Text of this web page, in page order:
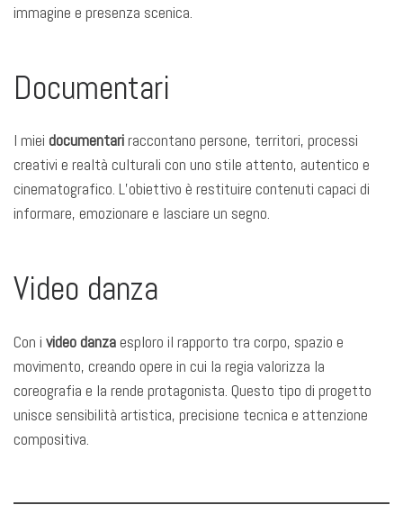
immagine e presenza scenica.
Documentari
I miei documentariraccontano persone, territori, processi
creativi e realtà culturali con uno stile attento, autentico e
cinematografico. L’obiettivo è restituire contenuti capaci di
informare, emozionare e lasciare un segno.
Video danza
Con i video danzaesploro il rapporto tra corpo, spazio e
movimento, creando opere in cui la regia valorizza la
coreografia e la rende protagonista. Questo tipo di progetto
unisce sensibilità artistica, precisione tecnica e attenzione
compositiva.